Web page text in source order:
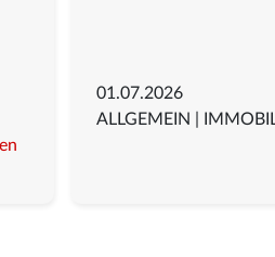
01.07.2026
ALLGEMEIN